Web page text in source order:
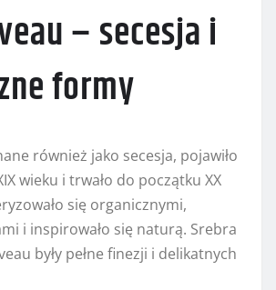
– secesja i
formy
również jako secesja, pojawiło
wieku i trwało do początku XX
się organicznymi,
i inspirowało się naturą. Srebra
były pełne finezji i delikatnych